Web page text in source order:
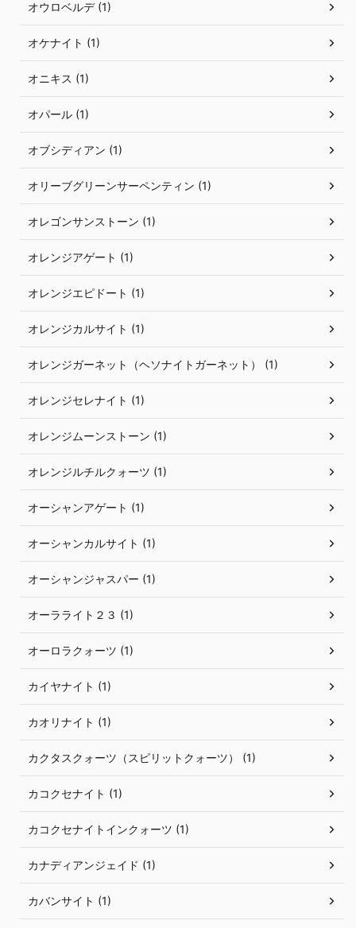
オウロベルデ (1)
オケナイト (1)
オニキス (1)
オパール (1)
オブシディアン (1)
オリーブグリーンサーペンティン (1)
オレゴンサンストーン (1)
オレンジアゲート (1)
オレンジエピドート (1)
オレンジカルサイト (1)
オレンジガーネット（ヘソナイトガーネット） (1)
オレンジセレナイト (1)
オレンジムーンストーン (1)
オレンジルチルクォーツ (1)
オーシャンアゲート (1)
オーシャンカルサイト (1)
オーシャンジャスパー (1)
オーラライト２３ (1)
オーロラクォーツ (1)
カイヤナイト (1)
カオリナイト (1)
カクタスクォーツ（スピリットクォーツ） (1)
カコクセナイト (1)
カコクセナイトインクォーツ (1)
カナディアンジェイド (1)
カバンサイト (1)